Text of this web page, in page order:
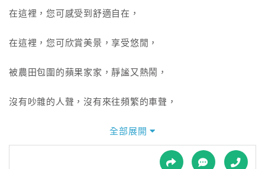
HOT
特
民
球
在這裡，您可感受到舒適自在，
在這裡，您可欣賞美景，享受悠閒，
被農田包圍的蘋果家家，靜謐又熱鬧，
沒有吵雜的人聲，沒有來往頻繁的車聲，
在這裡，耳朵聽到的，只有屋外田野的蟲鳴鳥叫、
全部展開